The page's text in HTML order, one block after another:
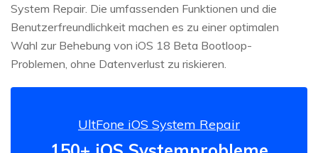
System Repair. Die umfassenden Funktionen und die
Benutzerfreundlichkeit machen es zu einer optimalen
Wahl zur Behebung von iOS 18 Beta Bootloop-
Problemen, ohne Datenverlust zu riskieren.
UltFone iOS System Repair